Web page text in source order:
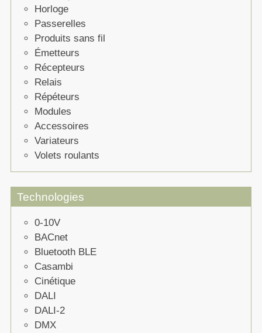
Horloge
Passerelles
Produits sans fil
Émetteurs
Récepteurs
Relais
Répéteurs
Modules
Accessoires
Variateurs
Volets roulants
Technologies
0-10V
BACnet
Bluetooth BLE
Casambi
Cinétique
DALI
DALI-2
DMX